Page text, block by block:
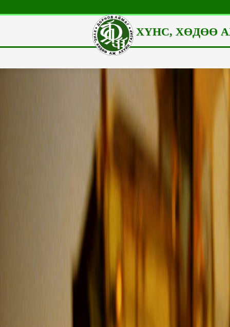
ХҮНС, ХӨДӨӨ